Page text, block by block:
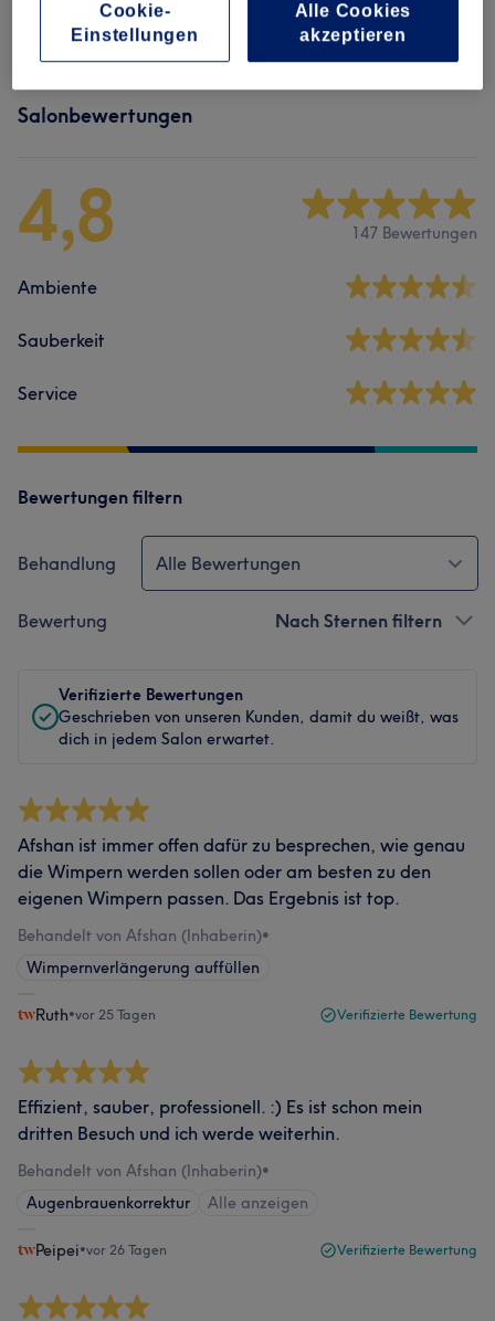
Haarentfernung (8) ab 10 €
Salonbewertungen
4,8 147 Bewertungen
Ambiente
Sauberkeit
Service
Bewertungen filtern
Behandlung Alle Bewertungen
Bewertung Nach Sternen filtern
Verifizierte Bewertungen
Geschrieben von unseren Kunden, damit du weißt, was
dich in jedem Salon erwartet.
Afshan ist immer offen dafür zu besprechen, wie genau
die Wimpern werden sollen oder am besten zu den
eigenen Wimpern passen. Das Ergebnis ist top.
Behandelt von Afshan (Inhaberin)•
Wimpernverlängerung auffüllen
Ruth•vor 25 Tagen Verifizierte Bewertung
Effizient, sauber, professionell. :) Es ist schon mein
dritten Besuch und ich werde weiterhin.
Behandelt von Afshan (Inhaberin)•
Augenbrauenkorrektur
Alle anzeigen
Peipei•vor 26 Tagen Verifizierte Bewertung
Cookie-
Einstellungen
Alle Cookies
akzeptieren